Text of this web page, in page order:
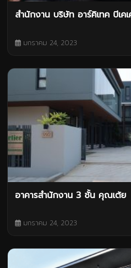
สำนักงาน บริษัท อาร์คิเทค บีเค
มกราคม 24, 2023
อาคารสำนักงาน 3 ชั้น คุณเต้ย
มกราคม 24, 2023